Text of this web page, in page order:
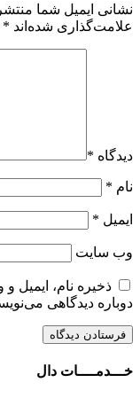
نشانی ایمیل شما
علامت‌گذاری شده‌اند *
دیدگاه *
نام *
ایمیل *
وب‌ سایت
ذخیره نام، ایمیل
دوباره دیدگاهی
خـــدمــــات دال